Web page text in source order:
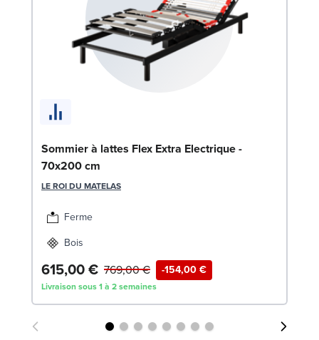
Sommier à lattes Flex Extra Electrique -
70x200 cm
LE ROI DU MATELAS
Ferme
Bois
615,00 € -154,00 €
769,00 €
Livraison sous 1 à 2 semaines